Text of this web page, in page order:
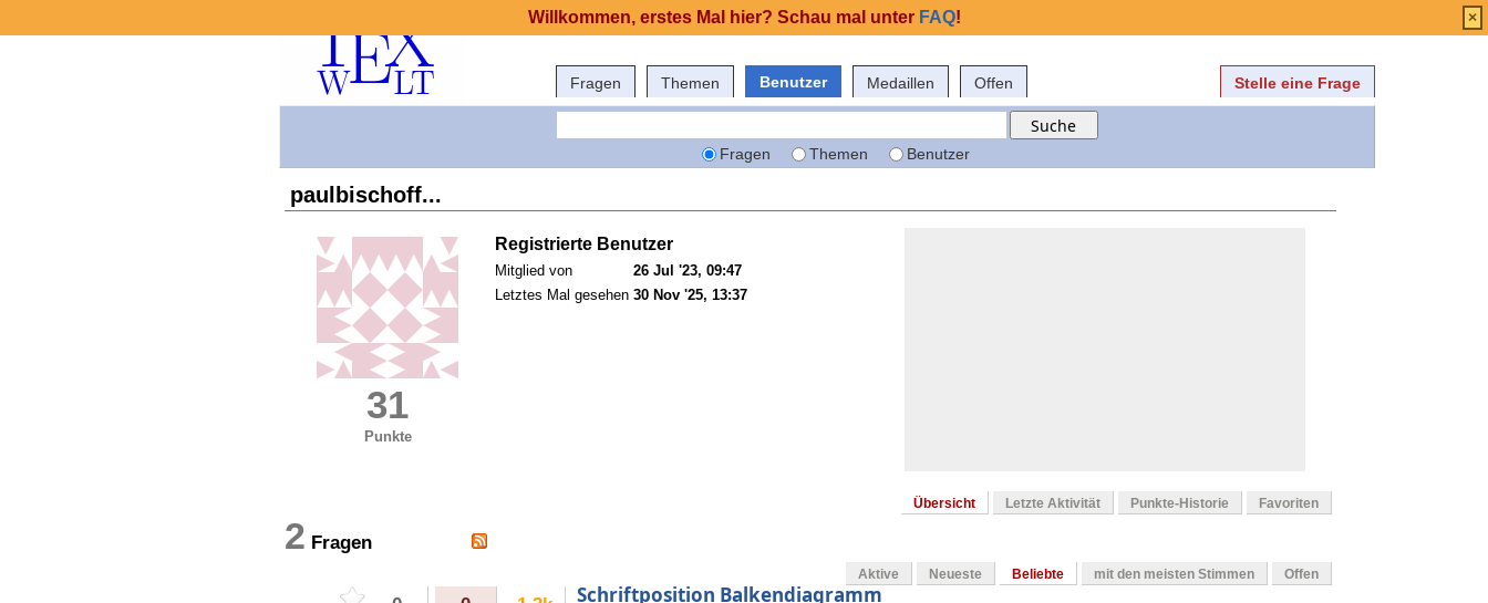
Fragen Themen Benutzer Medaillen Offen Stelle eine Frage
Fragen Themen Benutzer
paulbischoff...
31
Punkte
Registrierte Benutzer
Mitglied von
26 Jul '23, 09:47
Letztes Mal gesehen 30 Nov '25, 13:37
Übersicht Letzte Aktivität Punkte-Historie Favoriten
2 Fragen
Aktive Neueste Beliebte mit den meisten Stimmen Offen
Schriftposition Balkendiagramm
Willkommen, erstes Mal hier? Schau mal unter FAQ! ×